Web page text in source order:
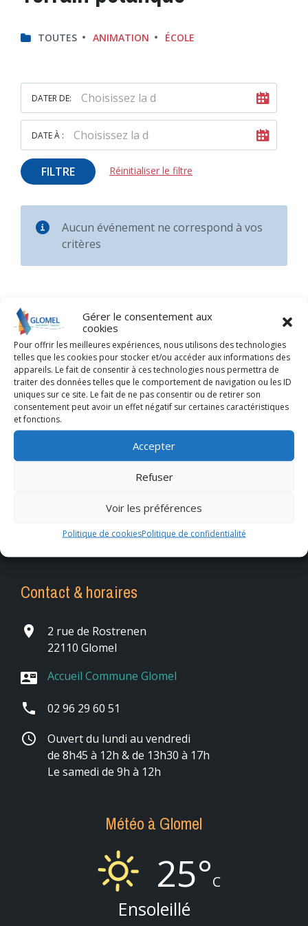
Gérer le consentement aux
cookies
Pour offrir les meilleures expériences, nous utilisons des technologies
telles que les cookies pour stocker et/ou accéder aux informations des
appareils. Le fait de consentir à ces technologies nous permettra de
traiter des données telles que le comportement de navigation ou les ID
uniques sur ce site. Le fait de ne pas consentir ou de retirer son
consentement peut avoir un effet négatif sur certaines caractéristiques
et fonctions.
Accepter
Refuser
Voir les préférences
Politique de cookiesPolitique de confidentialité
TOUTES ANIMATION ÉCOLE
DATER DE:
DATE À :
FILTRE Réinitialiser le filtre
Aucun événement ne correspond à vos
critères
Contact & horaires
place
2 rue de Rostrenen
22110 Glomel
contact_mail Accueil Commune Glomel
phone 02 96 29 60 51
schedule
Ouvert du lundi au vendredi
de 8h45 à 12h & de 13h30 à 17h
Le samedi de 9h à 12h
Météo à Glomel
25°C
Ensoleillé